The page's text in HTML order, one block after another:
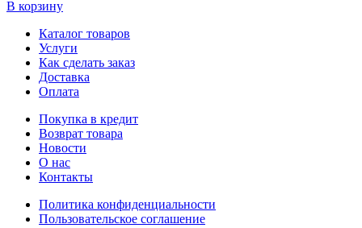
В корзину
Каталог товаров
Услуги
Как сделать заказ
Доставка
Оплата
Покупка в кредит
Возврат товара
Новости
О нас
Контакты
Политика конфиденциальности
Пользовательское соглашение